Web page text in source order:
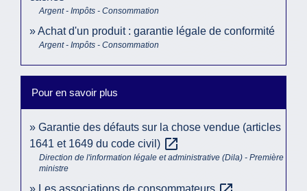
Argent - Impôts - Consommation
Achat d'un produit : garantie légale de conformité
Argent - Impôts - Consommation
Pour en savoir plus
Garantie des défauts sur la chose vendue (articles
1641 et 1649 du code civil) open_in_new
Direction de l'information légale et administrative (Dila) - Première
ministre